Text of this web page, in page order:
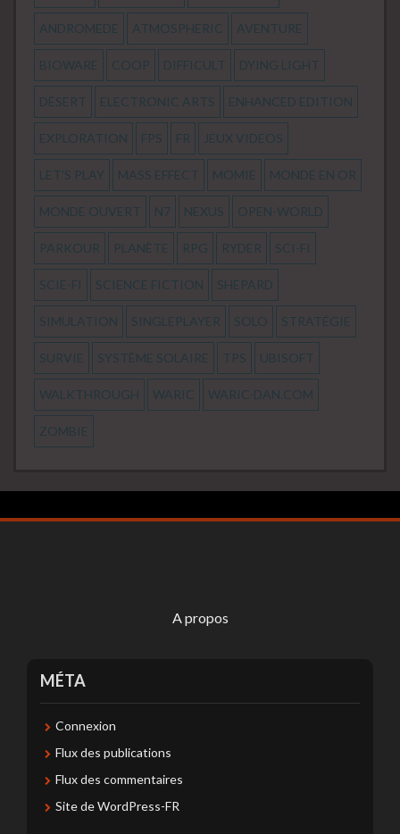
ANDROMEDE ATMOSPHERIC AVENTURE
BIOWARE COOP DIFFICULT DYING LIGHT
DÉSERT ELECTRONIC ARTS ENHANCED EDITION
EXPLORATION FPS FR JEUX VIDEOS
LET'S PLAY MASS EFFECT MOMIE MONDE EN OR
MONDE OUVERT N7 NEXUS OPEN-WORLD
PARKOUR PLANÈTE RPG RYDER SCI-FI
SCIE-FI SCIENCE FICTION SHEPARD
SIMULATION SINGLEPLAYER SOLO STRATÉGIE
SURVIE SYSTÈME SOLAIRE TPS UBISOFT
WALKTHROUGH WARIC WARIC-DAN.COM
ZOMBIE
A propos
MÉTA
Connexion
Flux des publications
Flux des commentaires
Site de WordPress-FR